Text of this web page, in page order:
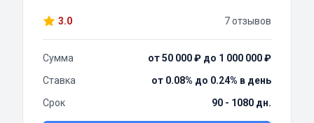
3.0 7 отзывов
Сумма
от 50 000 ₽ до 1 000 000 ₽
Ставка
от 0.08% до 0.24% в день
Срок
90 - 1080 дн.